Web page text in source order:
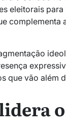
eleitorais
que vão além